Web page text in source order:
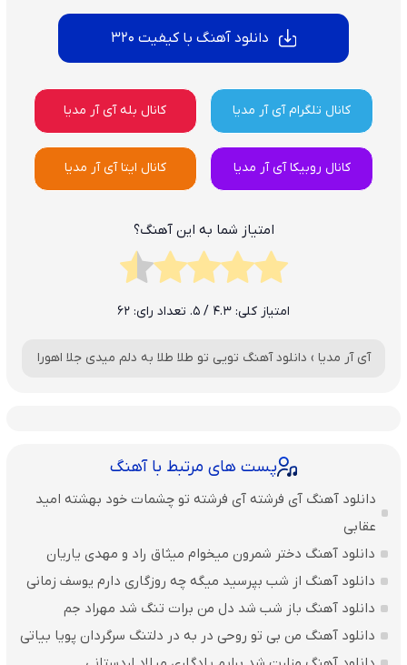
دانلود آهنگ با کیفیت 320
کانال تلگرام آی آر مدیا کانال بله آی آر مدیا
کانال روبیکا آی آر مدیا کانال ایتا آی آر مدیا
امتیاز شما به این آهنگ؟
امتیاز کلی: 4.3 / 5. تعداد رای: 62
آی آر مدیا › دانلود آهنگ تویی تو طلا طلا به دلم میدی جلا اهورا
پست های مرتبط با آهنگ
دانلود آهنگ آی فرشته آی فرشته تو چشمات خود بهشته امید
عقابی
دانلود آهنگ دختر شمرون میخوام میثاق راد و مهدی یاریان
دانلود آهنگ از شب بپرسید میگه چه روزگاری دارم یوسف زمانی
دانلود آهنگ باز شب شد دل من برات تنگ شد مهراد جم
دانلود آهنگ من بی تو روحی در به در دلتنگ سرگردان پویا بیاتی